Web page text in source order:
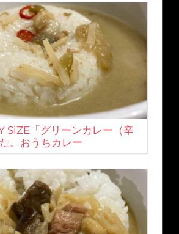
SiZE「グリーンカレー（辛
。おうちカレー